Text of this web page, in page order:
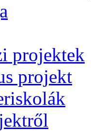
projektek
projekt